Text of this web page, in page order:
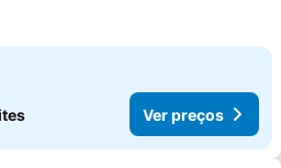
Ver preços